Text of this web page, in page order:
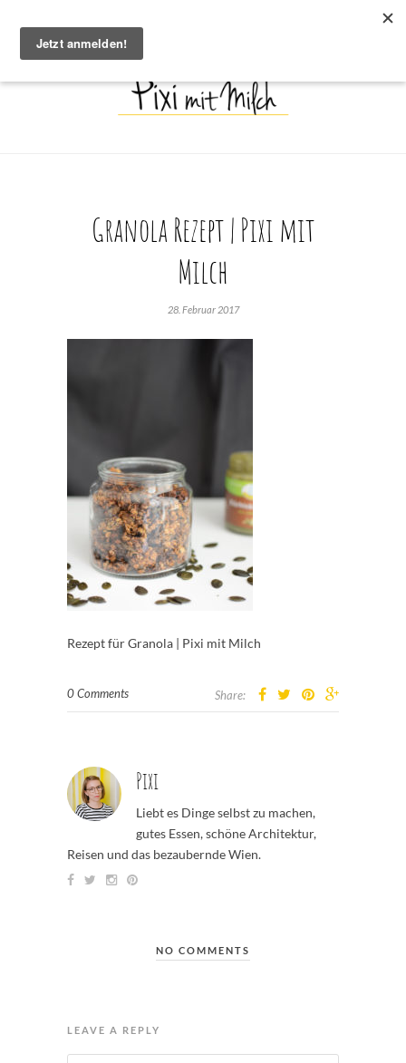
Granola Rezept | Pixi mit
Milch
28. Februar 2017
Rezept für Granola | Pixi mit Milch
0 Comments Share:
Pixi
Liebt es Dinge selbst zu machen,
gutes Essen, schöne Architektur,
Reisen und das bezaubernde Wien.
NO COMMENTS
LEAVE A REPLY